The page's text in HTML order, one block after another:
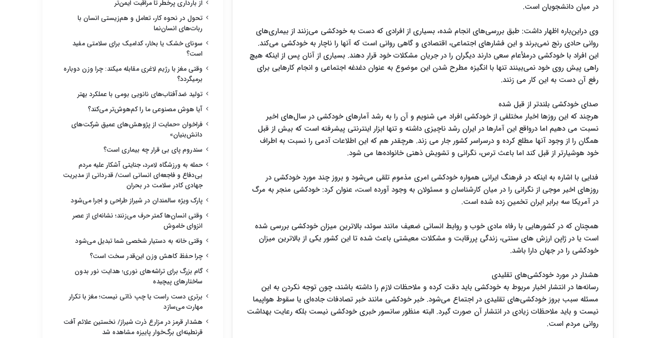
در میان دانشجویان است.
وی دراین‌باره اظهار داشت: طبق بررسی‌های انجام شده، بسیاری از افرادی که دست به خودکشی می‌زنند از بیماری‌های
روانی حادی رنج نمی‌برند و این فشارهای اجتماعی، اقتصادی و گاهی روانی است که آنها را ناچار به خودکشی می‌کند.
این افراد با خودکشی درملأعام سعی دارند دیگران را در جریان مشکلات خود قرار دهند. بسیاری از آنان پس از اینکه هیچ
راهی پیش روی خود نمی‌بینند تنها با انگیزه مطرح شدن این موضوع به عنوان دغدغه اجتماعی و انجام کارهایی برای
رفع آن دست به این کار می زنند.
صدای خودکشی بلندتر از قبل شده
هرچند که این روزها اخبار مختلفی از خودکشی افراد می شنویم و آن را به رشد آمارهای خودکشی در سال‌های اخیر
نسبت می دهیم اما درواقع این آمارها در ایران رشد ناچیزی داشته و تنها ابزار اینترنتی پیشرفته است که بیش از قبل
همگان را از وجود آنها مطلع کرده و درسراسر کشور جار می زند. هرچقدر هم که این اطلاعات آدمی را نسبت به اطراف
خود هوشیارتر از قبل کند اما باعث ترس، نگرانی و تشویش ذهنی خانواده‌ها می شود.
فدایی با اشاره به اینکه در فرهنگ ایرانی همواره خودکشی امری مذموم تلقی می‌شود و بروز چند مورد خودکشی در
روزهای اخیر موجی از نگرانی را در میان کارشناسان و مسئولان به وجود آورده است، عنوان کرد: خودکشی منجر به مرگ
در آمریکا سه برابر ایران تخمین زده شده است.
همچنان که در کشورهایی با رفاه مادی خوب و روابط انسانی ضعیف مانند سوئد، بالاترین میزان خودکشی بررسی شده
است یا در ژاپن ارزش های سنتی، زندگی پررقابت و مشکلات معیشتی باعث شده تا این کشور یکی از بالاترین میزان
خودکشی را در جهان دارا باشد.
هشدار در مورد خودکشی‌های تقلیدی
رسانه‌ها در انتشار اخبار مربوط به خودکشی باید دقت کرده و ملاحظات لازم را داشته باشند، چون‌ توجه نکردن به این
مسئله سبب بروز خودکشی‌های تقلیدی در اجتماع می‌شود. خبر خودکشی مانند خبر تصادفات جاده‌ای یا سقوط هواپیما
نیست و باید ملاحظات زیادی در انتشار آن صورت گیرد. البته منظور سانسور خبری خودکشی نیست بلکه رعایت بهداشت
روانی مردم است.
از بارداری پرخطر تا مراقبت ایمن‌تر
تحول در نحوه کار، تعامل و هم‌زیستی انسان با
ربات‌های انسان‌نما
سونای خشک یا بخار، کدامیک برای سلامتی مفید
است؟
وقتی مغز با رژیم لاغری مقابله میکند: چرا وزن دوباره
برمیگردد؟
تولید ضدآفتاب‌های نانویی بومی با عملکرد بهتر
آیا هوش مصنوعی ما را کم‌هوش‌تر می‌کند؟
فراخوان «حمایت از پژوهش‌های عمیق شرکت‌های
دانش‌بنیان»
سندروم پای بی قرار چه بیماری است؟
حمله به ورزشگاه لامرد، جنایتی آشکار علیه مردم
بی‌دفاع و فاجعه‌ای انسانی است/ قدردانی از مدیریت
جهادی کادر سلامت در بحران
پارک ویژه سالمندان در شیراز طراحی و اجرا می‌شود
وقتی انسان‌ها کمتر حرف می‌زنند؛ نشانه‌ای از عصر
انزوای خاموش
وقتی خانه به دستیار شخصی شما تبدیل می‌شود
چرا حفظ کاهش وزن این‌قدر سخت است؟
گام بزرگ برای تراشه‌های نوری؛ هدایت نور بدون
ساختارهای پیچیده
برتری دست راست یا چپ ذاتی نیست؛ مغز با تکرار
مهارت می‌سازد
هشدار قرمز در مزارع ذرت شیراز/ نخستین علائم آفت
قرنطینه‌ای برگ‌خوار پاییزه مشاهده شد